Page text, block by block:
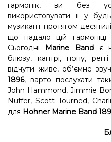
гармонік, ви без
використовувати її у
музикант протягом
що надало цій гармоніці
Сьогодні
Marine Bandє
блюзу, кантрі, попу,
відчути живе, об’ємне
1896, варто послухати
John Hammond, Jimmie
Nuffer, Scott Tourned,
для Hohner Marine Band